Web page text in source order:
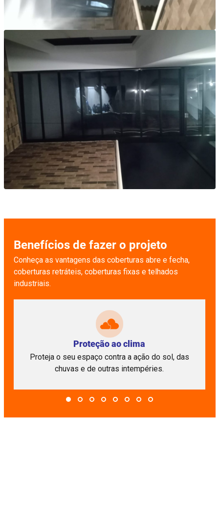
Benefícios de fazer o projeto
Conheça as vantagens das coberturas abre e fecha,
coberturas retráteis, coberturas fixas e telhados
industriais.
Proteção ao clima
Proteja o seu espaço contra a ação do sol, das
chuvas e de outras intempéries.